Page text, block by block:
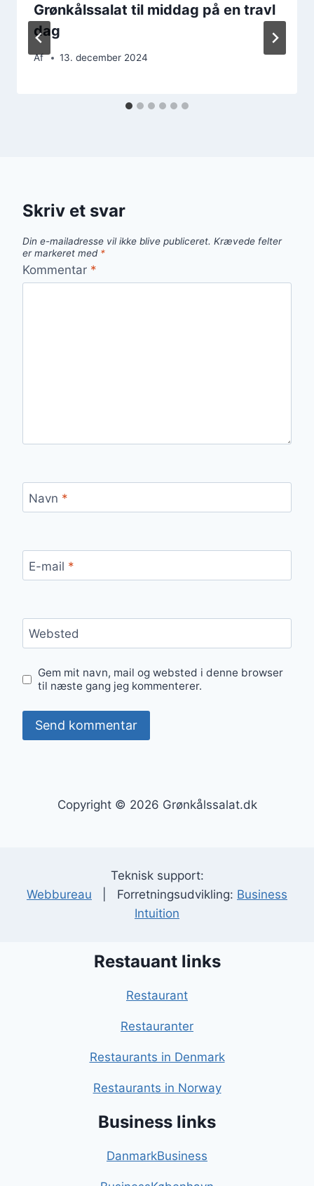
Grønkålssalat til middag på en travl
dag
Af 13. december 2024
Skriv et svar
Din e-mailadresse vil ikke blive publiceret. Krævede felter
er markeret med *
Kommentar *
Navn *
E-mail *
Websted
Gem mit navn, mail og websted i denne browser
til næste gang jeg kommenterer.
Copyright © 2026 Grønkålssalat.dk
Teknisk support:
Webbureau | Forretningsudvikling: Business
Intuition
Restauant links
Restaurant
Restauranter
Restaurants in Denmark
Restaurants in Norway
Business links
DanmarkBusiness